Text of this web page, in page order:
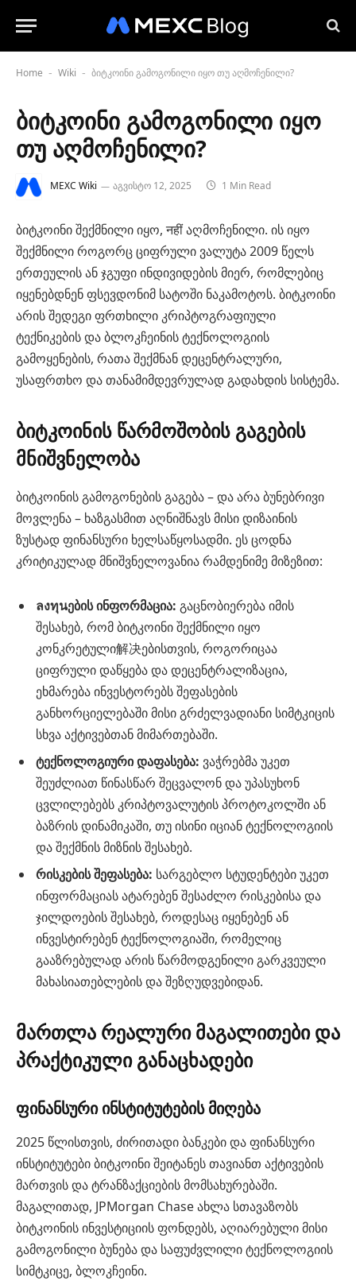
Home - Wiki - ბიტკოინი გამოგონილი იყო თუ აღმოჩენილი?
ბიტკოინი გამოგონილი იყო
თუ აღმოჩენილი?
MEXC Wiki აგვისტო 12, 2025 1 Min Read
ბიტკოინი შექმნილი იყო, नहीं აღმოჩენილი. ის იყო
შექმნილი როგორც ციფრული ვალუტა 2009 წელს
ერთეულის ან ჯგუფი ინდივიდების მიერ, რომლებიც
იყენებდნენ ფსევდონიმ სატოში ნაკამოტოს. ბიტკოინი
არის შედეგი ფრთხილი კრიპტოგრაფიული
ტექნიკების და ბლოკჩეინის ტექნოლოგიის
გამოყენების, რათა შექმნან დეცენტრალური,
უსაფრთხო და თანამიმდევრულად გადახდის სისტემა.
ბიტკოინის წარმოშობის გაგების
მნიშვნელობა
ბიტკოინის გამოგონების გაგება – და არა ბუნებრივი
მოვლენა – ხაზგასმით აღნიშნავს მისი დიზაინის
ზუსტად ფინანსური ხელსაწყოსადმი. ეს ცოდნა
კრიტიკულად მნიშვნელოვანია რამდენიმე მიზეზით:
ลงทุนების ინფორმაცია: გაცნობიერება იმის
შესახებ, რომ ბიტკოინი შექმნილი იყო
კონკრეტული解决ებისთვის, როგორიცაა
ციფრული დაწყება და დეცენტრალიზაცია,
ეხმარება ინვესტორებს შეფასების
განხორციელებაში მისი გრძელვადიანი სიმტკიცის
სხვა აქტივებთან მიმართებაში.
ტექნოლოგიური დაფასება: ვაჭრებმა უკეთ
შეუძლიათ წინასწარ შეცვალონ და უპასუხონ
ცვლილებებს კრიპტოვალუტის პროტოკოლში ან
ბაზრის დინამიკაში, თუ ისინი იციან ტექნოლოგიის
და შექმნის მიზნის შესახებ.
რისკების შეფასება: სარგებლო სტუდენტები უკეთ
ინფორმაციას ატარებენ შესაძლო რისკებისა და
ჯილდოების შესახებ, როდესაც იყენებენ ან
ინვესტირებენ ტექნოლოგიაში, რომელიც
გააზრებულად არის წარმოდგენილი გარკვეული
მახასიათებლების და შეზღუდვებიდან.
მართლა რეალური მაგალითები და
პრაქტიკული განაცხადები
ფინანსური ინსტიტუტების მიღება
2025 წლისთვის, ძირითადი ბანკები და ფინანსური
ინსტიტუტები ბიტკოინი შეიტანეს თავიანთ აქტივების
მართვის და ტრანზაქციების მომსახურებაში.
მაგალითად, JPMorgan Chase ახლა სთავაზობს
ბიტკოინის ინვესტიციის ფონდებს, აღიარებული მისი
გამოგონილი ბუნება და საფუძვლილი ტექნოლოგიის
სიმტკიცე, ბლოკჩეინი.